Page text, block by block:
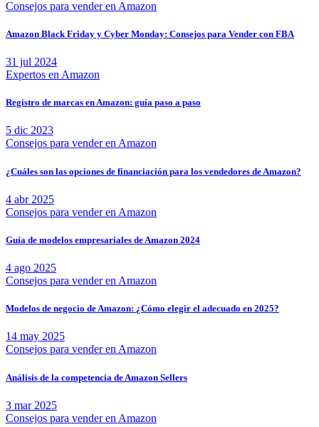
Consejos para vender en Amazon
Amazon Black Friday y Cyber Monday: Consejos para Vender con FBA
31 jul 2024
Expertos en Amazon
Registro de marcas en Amazon: guía paso a paso
5 dic 2023
Consejos para vender en Amazon
¿Cuáles son las opciones de financiación para los vendedores de Amazon?
4 abr 2025
Consejos para vender en Amazon
Guía de modelos empresariales de Amazon 2024
4 ago 2025
Consejos para vender en Amazon
Modelos de negocio de Amazon: ¿Cómo elegir el adecuado en 2025?
14 may 2025
Consejos para vender en Amazon
Análisis de la competencia de Amazon Sellers
3 mar 2025
Consejos para vender en Amazon